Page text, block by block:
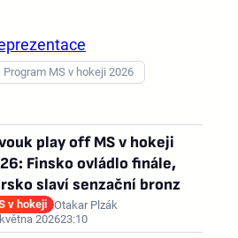
Program MS v hokeji 2026
play off MS v hokeji
Finsko ovládlo finále,
slaví senzační bronz
v hokeji Otakar Plzák
202623:10